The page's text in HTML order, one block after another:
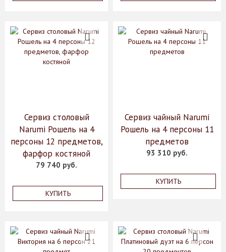
Сервиз столовый
Narumi Рошель на 4
персоны 12 предметов,
фарфор костяной
79 740 руб.
КУПИТЬ
Сервиз чайный Narumi
Рошель на 4 персоны 11
предметов
93 310 руб.
КУПИТЬ